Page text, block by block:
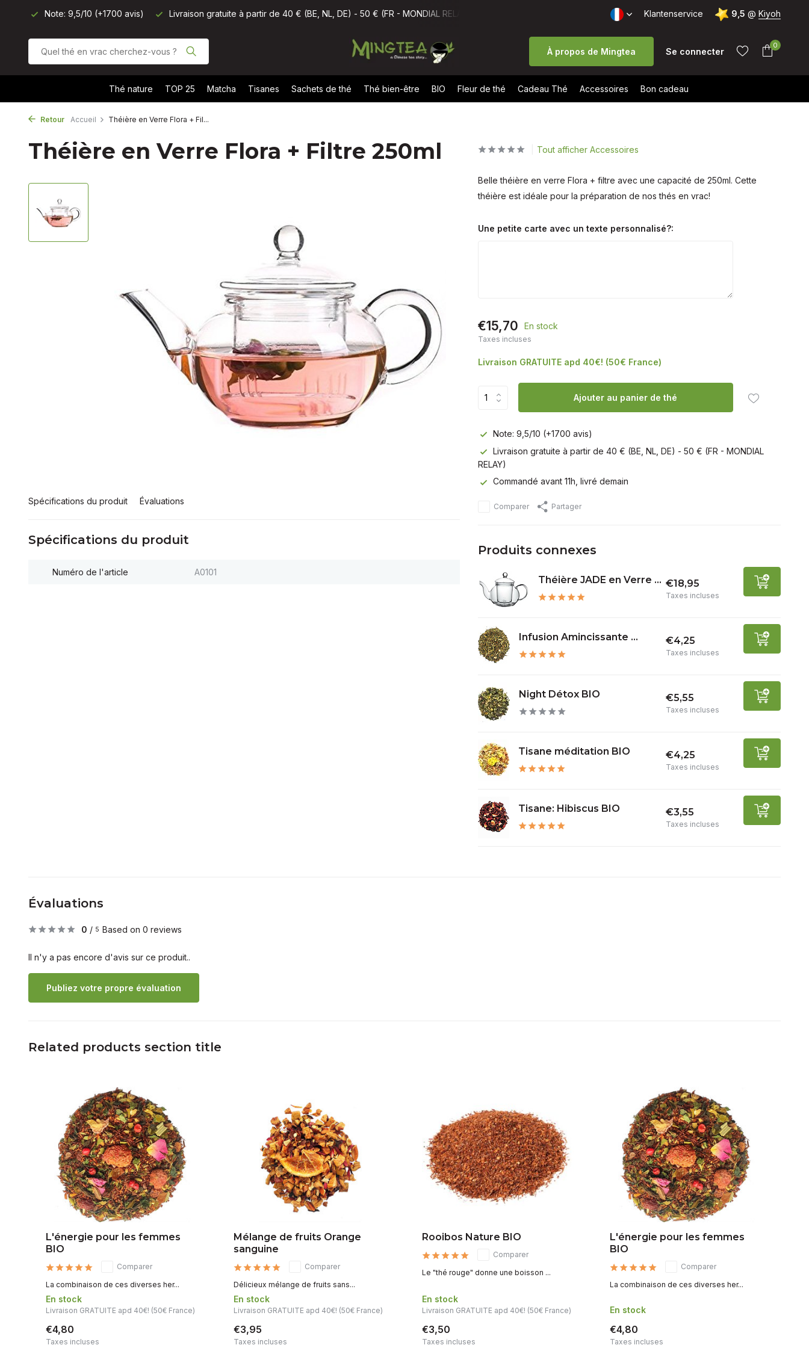
Livraison gratuite à partir de 40 € (BE, NL, DE) - 50 € (FR - MONDIAL RELAY) Commandé avant 11h, livré demain Note: 9,5/10 (+1700 avis) Livraison gratuite à partir de 40 € (BE,
Klantenservice 9,5 @ Kiyoh
À propos de Mingtea Se connecter
S'inscrire
0
Thé nature TOP 25 Matcha Tisanes Sachets de thé Thé bien-être BIO Fleur de thé Cadeau Thé Accessoires Bon cadeau
Retour Accueil Théière en Verre Flora + Fil...
Théière en Verre Flora + Filtre 250ml
Spécifications du produit Évaluations
Spécifications du produit
Numéro de l'article A0101
Tout afficher Accessoires
Belle théière en verre Flora + filtre avec une capacité de 250ml. Cette
théière est idéale pour la préparation de nos thés en vrac!
Une petite carte avec un texte personnalisé?:
€15,70 En stock
Taxes incluses
Livraison GRATUITE apd 40€! (50€ France)
Ajouter au panier de thé
Note: 9,5/10 (+1700 avis)
Livraison gratuite à partir de 40 € (BE, NL, DE) - 50 € (FR - MONDIAL
RELAY)
Commandé avant 11h, livré demain
Comparer Partager
Produits connexes
Théière JADE en Verre ... €18,95
Taxes incluses
Infusion Amincissante ... €4,25
Taxes incluses
Night Détox BIO €5,55
Taxes incluses
Tisane méditation BIO €4,25
Taxes incluses
Tisane: Hibiscus BIO €3,55
Taxes incluses
Évaluations
0 / 5 Based on 0 reviews
Il n'y a pas encore d'avis sur ce produit..
Publiez votre propre évaluation
Related products section title
L'énergie pour les femmes
BIO
Comparer
La combinaison de ces diverses her...
En stock
Livraison GRATUITE apd 40€! (50€ France)
€4,80
Taxes incluses
Mélange de fruits Orange
sanguine
Comparer
Délicieux mélange de fruits sans...
En stock
Livraison GRATUITE apd 40€! (50€ France)
€3,95
Taxes incluses
Rooibos Nature BIO
Comparer
Le "thé rouge" donne une boisson ...
En stock
Livraison GRATUITE apd 40€! (50€ France)
€3,50
Taxes incluses
L'énergie pour les femmes
BIO
Comparer
La combinaison de ces diverses her...
En stock
€4,80
Taxes incluses